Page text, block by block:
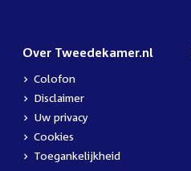
Over Tweedekamer.nl
Colofon
Disclaimer
Uw privacy
Cookies
Toegankelijkheid